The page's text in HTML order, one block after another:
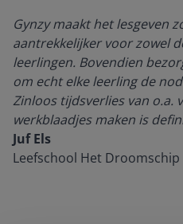
Gynzy maakt het lesgeven
aantrekkelijker voor zowel
leerlingen. Bovendien
om echt elke leerling de
Zinloos tijdsverlies van o.a.
werkblaadjes maken is
Juf Els
Leefschool Het Droomschip